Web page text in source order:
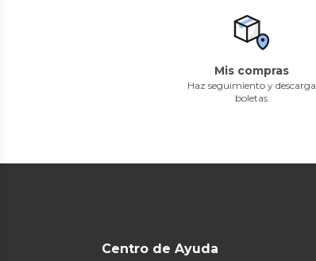
Mis compras
Haz seguimiento y descarga
boletas
Centro de Ayuda